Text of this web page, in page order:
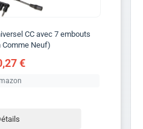
CC avec 7 embouts
Comme Neuf)
€